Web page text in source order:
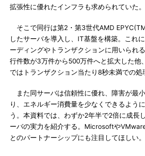
拡張性に優れたインフラも求められていた。
そこで同行は第2・第3世代AMD
したサーバを導入し、IT基盤を構築。これ
ーディングやトランザクションに用いられ
行件数が3万件から500万件へと拡大した他
ではトランザクション当たり8秒未満での処
また同サーバは信頼性に優れ、障害が最
り、エネルギー消費量を少なくできるよう
う。本資料では、わずか2年半で2倍に成長
ーバの実力を紹介する。Microsoftや
とのパートナーシップにも注目してほしい。